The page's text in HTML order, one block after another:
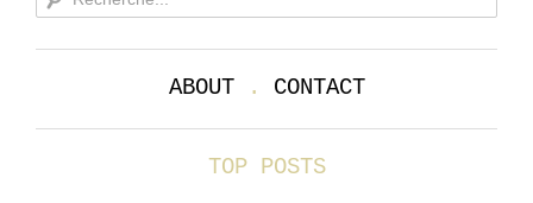
ABOUT. CONTACT
TOP POSTS